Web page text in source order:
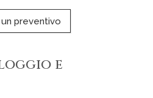
un preventivo
e